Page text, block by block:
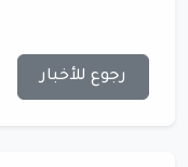
رجوع للأخبار